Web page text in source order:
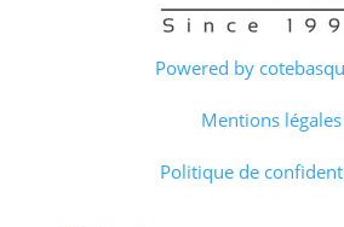
Powered by
Mentions légales
Politique de